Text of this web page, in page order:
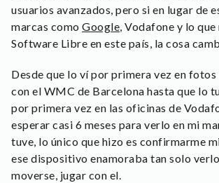
usuarios avanzados, pero si en lugar de
marcas como Google, Vodafone y lo
Software Libre en este país, la cosa
Desde que lo ví por primera vez en fotos
con el WMC de Barcelona hasta que lo
por primera vez en las oficinas de
esperar casi 6 meses para verlo en mi
tuve, lo único que hizo es confirmarme
ese dispositivo enamoraba tan solo
moverse, jugar con el.